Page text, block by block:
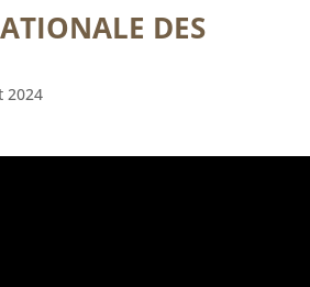
DES
2024